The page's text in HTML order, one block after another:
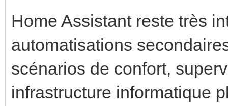
Home Assistant reste très
automatisations
scénarios de confort,
infrastructure informatique